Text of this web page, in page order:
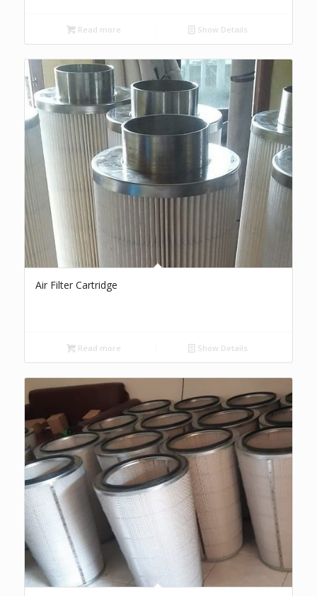
Read more Show Details
Air Filter Cartridge
Read more Show Details